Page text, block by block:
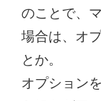
のことで、
場合は、オ
とか。
オプション